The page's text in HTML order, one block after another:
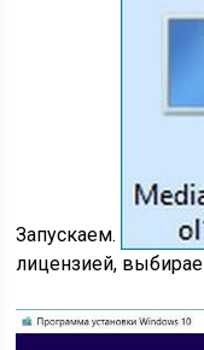
Запускаем.
лицензией,